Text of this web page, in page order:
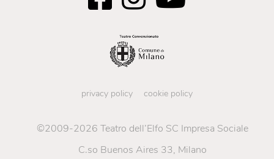
privacy policy cookie policy
©2009-2026 Teatro dell’Elfo SC Impresa Sociale
C.so Buenos Aires 33, Milano